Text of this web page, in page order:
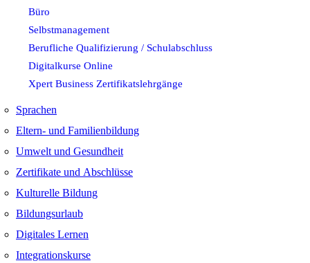
Büro
Selbstmanagement
Berufliche Qualifizierung / Schulabschluss
Digitalkurse Online
Xpert Business Zertifikatslehrgänge
Sprachen
Eltern- und Familienbildung
Umwelt und Gesundheit
Zertifikate und Abschlüsse
Kulturelle Bildung
Bildungsurlaub
Digitales Lernen
Integrationskurse